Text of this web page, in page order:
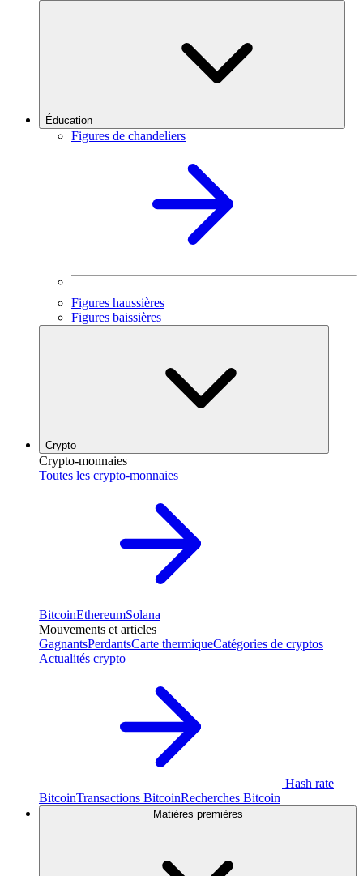
Éducation
Figures de chandeliers
Figures haussières
Figures baissières
Crypto
Crypto-monnaies
Toutes les crypto-monnaies
BitcoinEthereumSolana
Mouvements et articles
GagnantsPerdantsCarte thermiqueCatégories de cryptos
Actualités crypto
Hash rate
BitcoinTransactions BitcoinRecherches Bitcoin